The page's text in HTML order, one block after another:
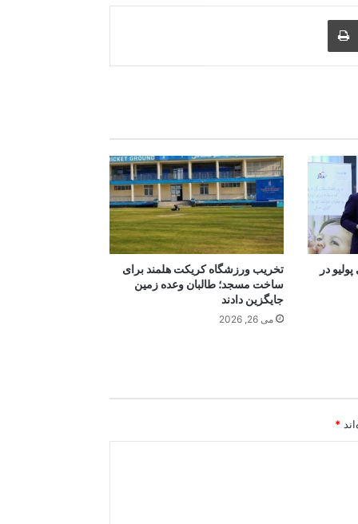
Share
Print
در
تخریب ورزشگاه کریکت هلمند برای
ساخت مسجد؛ طالبان وعده زمین
جایگزین دادند
می 26, 2026
*